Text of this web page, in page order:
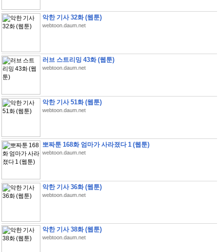
악한 기사 32화 (웹툰)
webtoon.daum.net
러브 스트리밍 43화 (웹툰)
webtoon.daum.net
악한 기사 51화 (웹툰)
webtoon.daum.net
뽀짜툰 168화 엄마가 사라졌다 1 (웹툰)
webtoon.daum.net
악한 기사 36화 (웹툰)
webtoon.daum.net
악한 기사 38화 (웹툰)
webtoon.daum.net